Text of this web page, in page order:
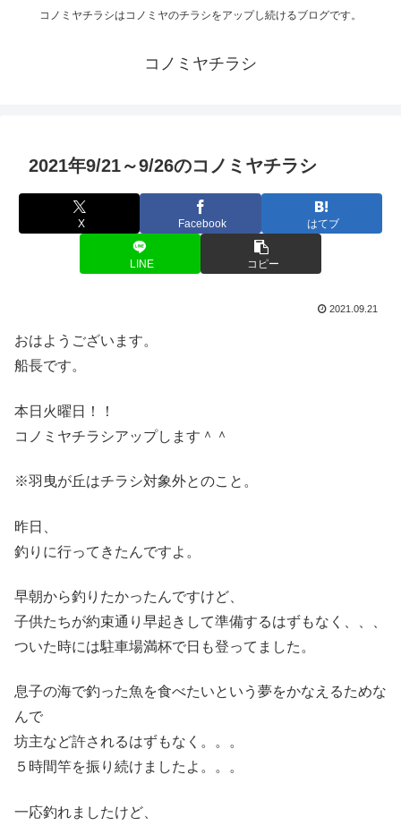
コノミヤチラシはコノミヤのチラシをアップし続けるブログです。
コノミヤチラシ
2021年9/21～9/26のコノミヤチラシ
X Facebook はてブ
LINE コピー
2021.09.21
おはようございます。
船長です。
本日火曜日！！
コノミヤチラシアップします＾＾
※羽曳が丘はチラシ対象外とのこと。
昨日、
釣りに行ってきたんですよ。
早朝から釣りたかったんですけど、
子供たちが約束通り早起きして準備するはずもなく、、、
ついた時には駐車場満杯で日も登ってました。
息子の海で釣った魚を食べたいという夢をかなえるためな
んで
坊主など許されるはずもなく。。。
５時間竿を振り続けましたよ。。。
一応釣れましたけど、